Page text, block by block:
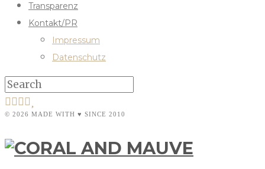
Transparenz
Kontakt/PR
Impressum
Datenschutz
© 2026 MADE WITH ♥ SINCE 2010